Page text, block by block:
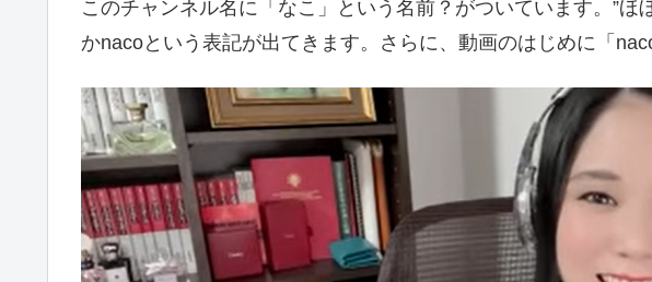
このチャンネル名に「なこ」という名前？がついています。”ほ
かnacoという表記が出てきます。さらに、動画のはじめに「